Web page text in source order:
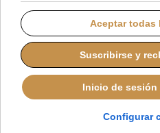
JUEVES, 06 NOVIEMBRE 2025 09:57